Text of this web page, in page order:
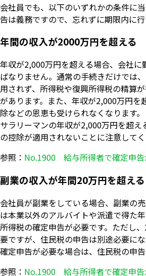
会社員でも、以下のいずれかの条件に
告は義務ですので、忘れずに期限内に行
年間の収入が2000万円を超える
年収が2,000万円を超える場合、会社
ばなりません。通常の手続きだけでは
用されず、所得税や復興所得税の精算
があります。また、年収が2,000万円
除などの恩恵も受けられなくなります。
サラリーマンの年収が2,000万円を超
の控除が適用されないことに注意してく
参照： No.1900 給与所得者で確定申告
副業の収入が年間20万円を超える
会社員が副業をしている場合、副業の
は本業以外のアルバイトや派遣で得た
所得税の確定申告が必要です。ただし
要ですが、住民税の申告は別途必要に
確定申告が必要な場合は、住民税の申告
参照： No.1900 給与所得者で確定申告